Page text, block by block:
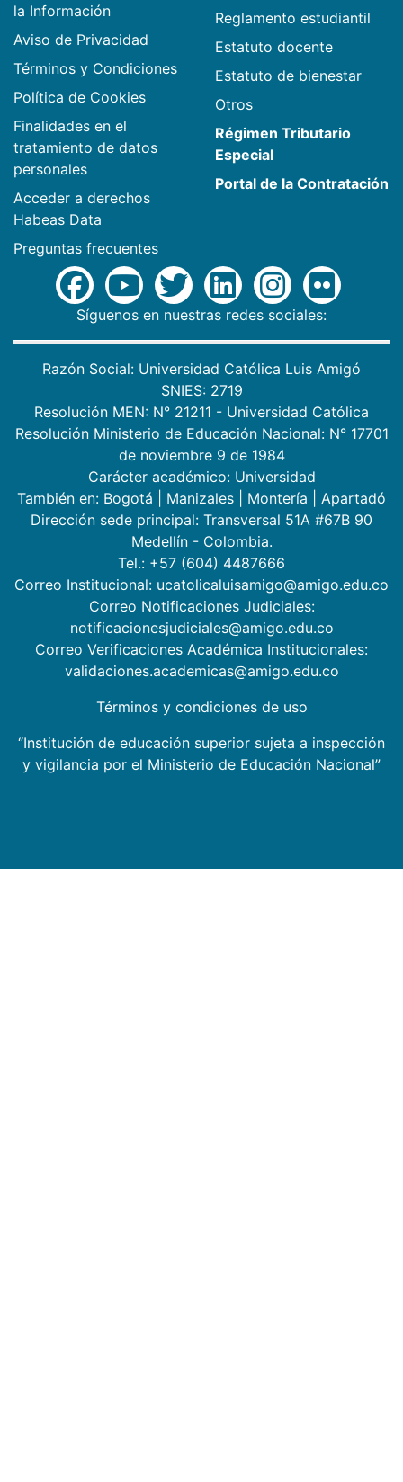
la Información
Aviso de Privacidad
Términos y Condiciones
Política de Cookies
Finalidades en el
tratamiento de datos
personales
Acceder a derechos
Habeas Data
Preguntas frecuentes
Reglamento estudiantil
Estatuto docente
Estatuto de bienestar
Otros
Régimen Tributario
Especial
Portal de la Contratación
Síguenos en nuestras redes sociales:
Razón Social: Universidad Católica Luis Amigó
SNIES: 2719
Resolución MEN: N° 21211 - Universidad Católica
Resolución Ministerio de Educación Nacional: N° 17701
de noviembre 9 de 1984
Carácter académico: Universidad
También en: Bogotá Manizales Montería
Apartadó
Dirección sede principal: Transversal 51A #67B 90
Medellín - Colombia.
Tel.: +57 (604) 4487666
Correo Institucional: ucatolicaluisamigo@amigo.edu.co
Correo Notificaciones Judiciales:
notificacionesjudiciales@amigo.edu.co
Correo Verificaciones Académica Institucionales:
validaciones.academicas@amigo.edu.co
Términos y condiciones de uso
“Institución de educación superior sujeta a inspección
y vigilancia por el Ministerio de Educación Nacional”